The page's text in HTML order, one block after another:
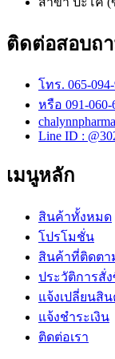
ติดต่อสอบถ
โทร. 065-
หรือ 091-060-
Line ID :
เมนูหลัก
สินค้าทั้งหมด
โปรโมชั่น
สินค้าที่ติดตา
ประวัติการสั่
แจ้งเปลี่ยนสิ
แจ้งชำระเงิน
ติดต่อเรา